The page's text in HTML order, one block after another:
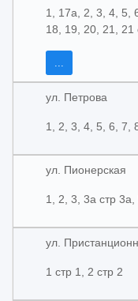
1, 17а, 2, 3, 4, 5,
18, 19, 20, 21, 21
...
ул. Петрова
1, 2, 3, 4, 5, 6, 7,
ул. Пионерская
1, 2, 3, 3а стр
ул.
1 стр 1, 2 стр 2